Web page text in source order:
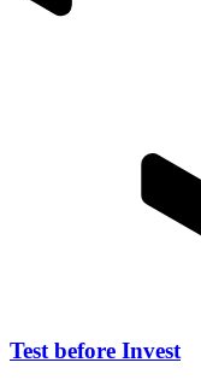
Test before Invest